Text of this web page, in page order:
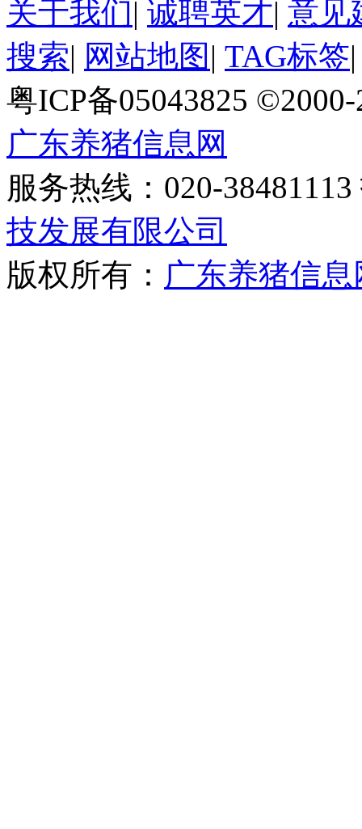
关于我们| 诚聘英才| 意见
搜索| 网站地图 | TAG标签
粤ICP备05043825
广东养猪信息网
服务热线：020-
技发展有限公司
版权所有： 广东养猪信